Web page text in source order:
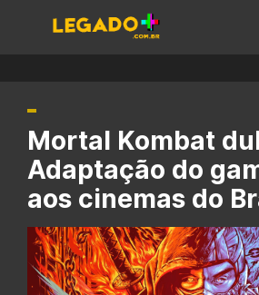
Mortal Kombat
Adaptação do
aos cinemas do